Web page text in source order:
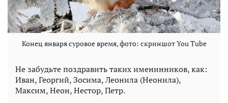
Конец января суровое время, фото: скриншот You Tube
Не забудьте поздравить таких именинников, как:
Иван, Георгий, Зосима, Леонила (Неонила),
Максим, Неон, Нестор, Петр.